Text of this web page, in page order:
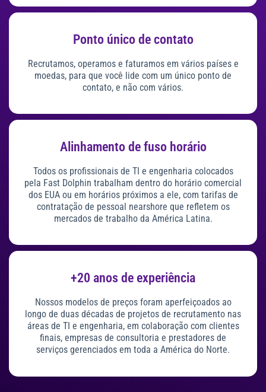
Ponto único de contato
Recrutamos, operamos e faturamos em vários países e
moedas, para que você lide com um único ponto de
contato, e não com vários.
Alinhamento de fuso horário
Todos os profissionais de TI e engenharia colocados
pela Fast Dolphin trabalham dentro do horário comercial
dos EUA ou em horários próximos a ele, com tarifas de
contratação de pessoal nearshore que refletem os
mercados de trabalho da América Latina.
+20 anos de experiência
Nossos modelos de preços foram aperfeiçoados ao
longo de duas décadas de projetos de recrutamento nas
áreas de TI e engenharia, em colaboração com clientes
finais, empresas de consultoria e prestadores de
serviços gerenciados em toda a América do Norte.